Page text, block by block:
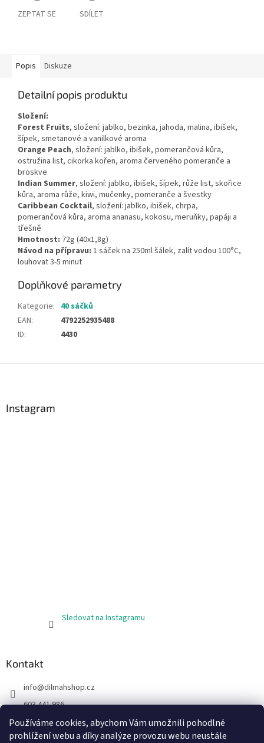
Používáme cookies, abychom Vám umožnili pohodlné
prohlížení webu a díky analýze provozu webu neustále
ZEPTAT SE SDÍLET
Popis Diskuze
Detailní popis produktu
Složení:
Forest Fruits, složení: jablko, bezinka, jahoda, malina, ibišek,
šípek, smetanové a vanilkové aroma
Orange Peach, složení: jablko, ibišek, pomerančová kůra,
ostružina list, cikorka kořen, aroma červeného pomeranče a
broskve
Indian Summer, složení: jablko, ibišek, šípek, růže list, skořice
kůra, aroma růže, kiwi, mučenky, pomeranče a švestky
Caribbean Cocktail, složení: jablko, ibišek, chrpa,
pomerančová kůra, aroma ananasu, kokosu, meruňky, papáji a
třešně
Hmotnost: 72g (40x1,8g)
Návod na přípravu: 1 sáček na 250ml šálek, zalít vodou 100°C,
louhovat 3-5 minut
Doplňkové parametry
Kategorie: 40 sáčků
EAN:
4792252935488
ID: 4430
Instagram
Sledovat na Instagramu
Kontakt
info@dilmahshop.cz
603 441 986
603 890 398
https://www.facebook.com/cejlonskycaj